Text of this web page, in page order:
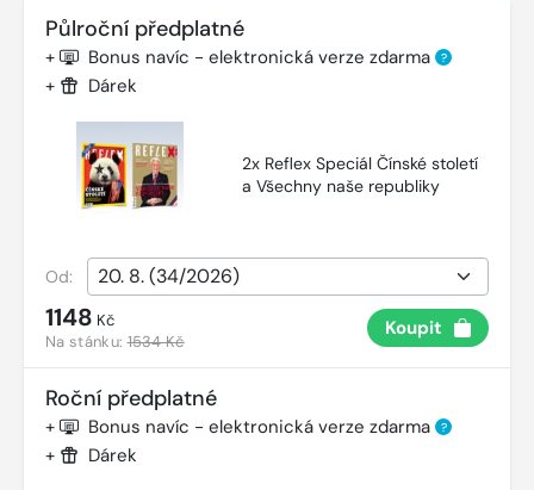
Půlroční předplatné
+ Bonus navíc - elektronická verze zdarma ?
+ Dárek
2x Reflex Speciál Čínské století
a Všechny naše republiky
Od:
1148 Kč
Na stánku:1534 Kč
Koupit
Roční předplatné
+ Bonus navíc - elektronická verze zdarma ?
+ Dárek